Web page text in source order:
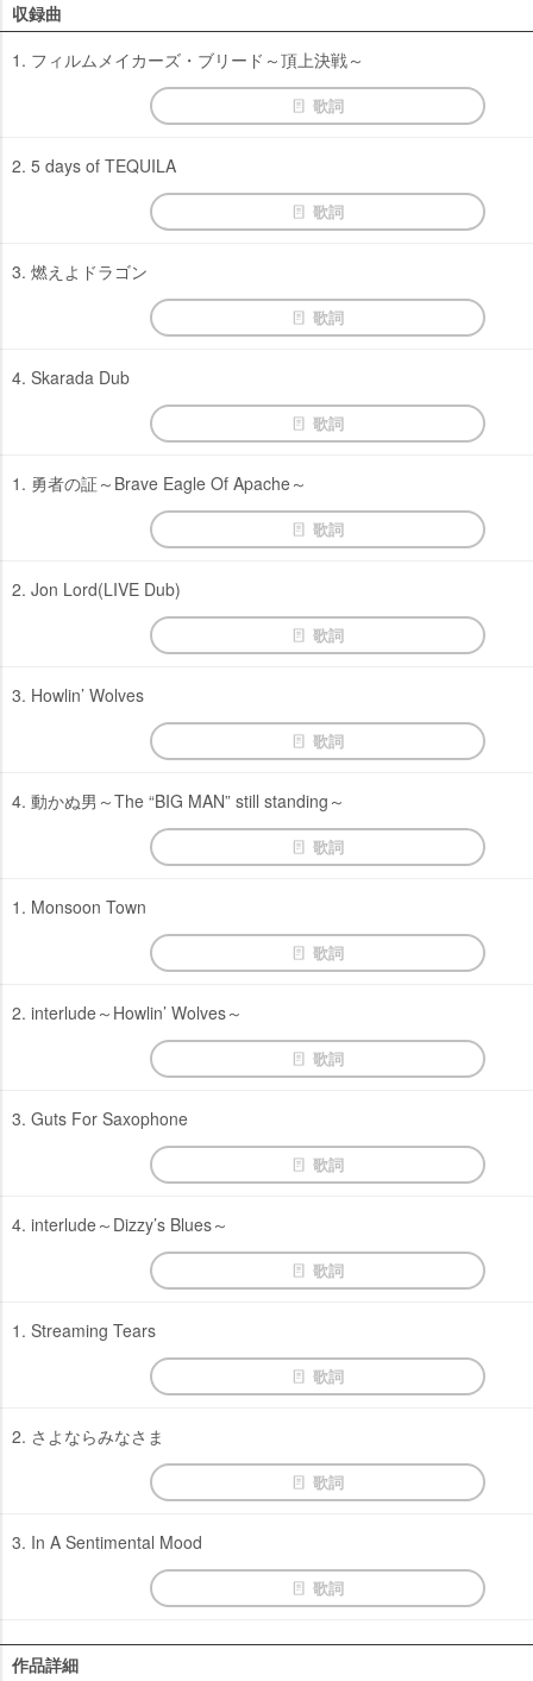
収録曲
1. フィルムメイカーズ・ブリード～頂上決戦～
歌詞
2. 5 days of TEQUILA
歌詞
3. 燃えよドラゴン
歌詞
4. Skarada Dub
歌詞
1. 勇者の証～Brave Eagle Of Apache～
歌詞
2. Jon Lord(LIVE Dub)
歌詞
3. Howlin’ Wolves
歌詞
4. 動かぬ男～The “BIG MAN” still standing～
歌詞
1. Monsoon Town
歌詞
2. interlude～Howlin’ Wolves～
歌詞
3. Guts For Saxophone
歌詞
4. interlude～Dizzy’s Blues～
歌詞
1. Streaming Tears
歌詞
2. さよならみなさま
歌詞
3. In A Sentimental Mood
歌詞
作品詳細